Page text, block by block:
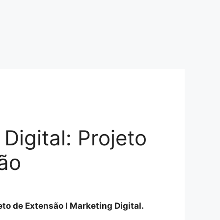
Projeto
de Extensão I Marketing Digital.